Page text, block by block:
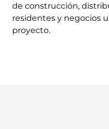
de construcción,
residentes y negocios
proyecto.